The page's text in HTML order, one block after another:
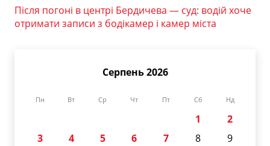
Після погоні в центрі Бердичева — суд: водій хоче
отримати записи з бодікамер і камер міста
Серпень 2026
Пн Вт Ср Чт Пт Сб Нд
1
2
3
4 5 6 7 8
9